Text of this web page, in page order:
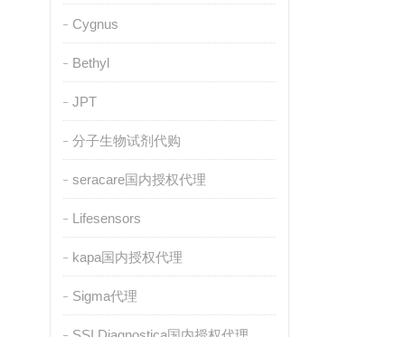
Cygnus
Bethyl
JPT
分子生物试剂代购
seracare国内授权代理
Lifesensors
kapa国内授权代理
Sigma代理